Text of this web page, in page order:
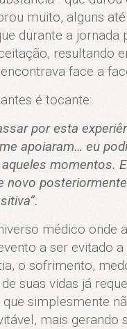
muito, alguns
durante a
resultando
face a
é tocante:
por esta
apoiaram… eu
momentos.
novo
médico onde
a ser evitado
o sofrimento,
suas vidas já
simplesmente
mais gerando